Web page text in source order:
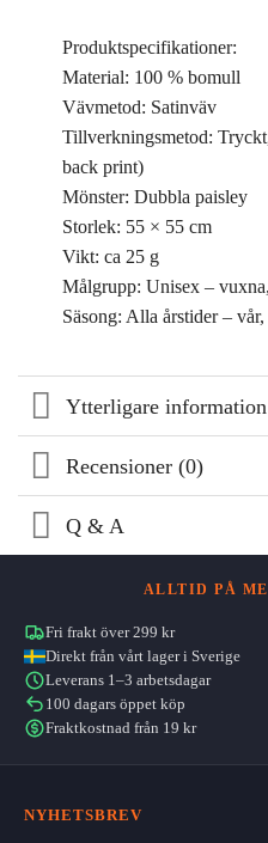
Produktspecifikationer:
Material: 100 % bomull
Vävmetod: Satinväv
Tillverkningsmetod:
back print)
Mönster: Dubbla paisley
Storlek: 55 × 55 cm
Vikt: ca 25 g
Målgrupp: Unisex –
Säsong: Alla årstider –
Ytterligare information
Recensioner (0)
Q & A
ALLTID PÅ
Fri frakt över 299 kr
Direkt från vårt lager i Sverige
Leverans 1–3 arbetsdagar
100 dagars öppet köp
Fraktkostnad från 19 kr
NYHETSBREV